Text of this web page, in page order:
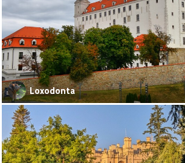
Loxodonta